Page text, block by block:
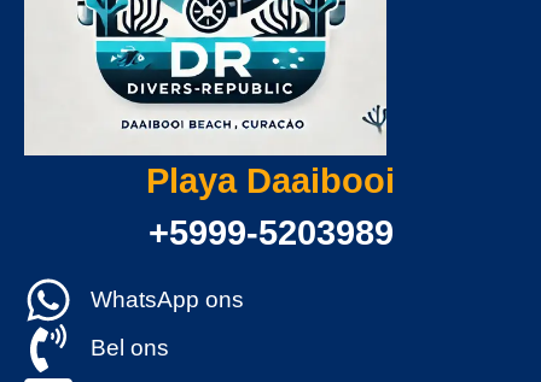
Playa Daaibooi
+5999-5203989
WhatsApp ons
Bel ons